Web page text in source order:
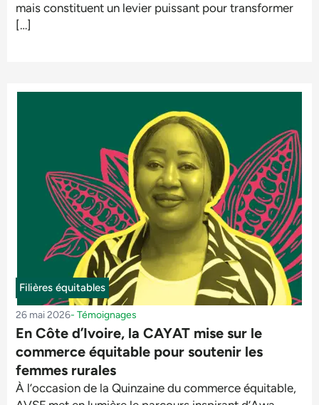
mais constituent un levier puissant pour transformer
[…]
Filières équitables
26 mai 2026- Témoignages
En Côte d’Ivoire, la CAYAT mise sur le
commerce équitable pour soutenir les
femmes rurales
À l’occasion de la Quinzaine du commerce équitable,